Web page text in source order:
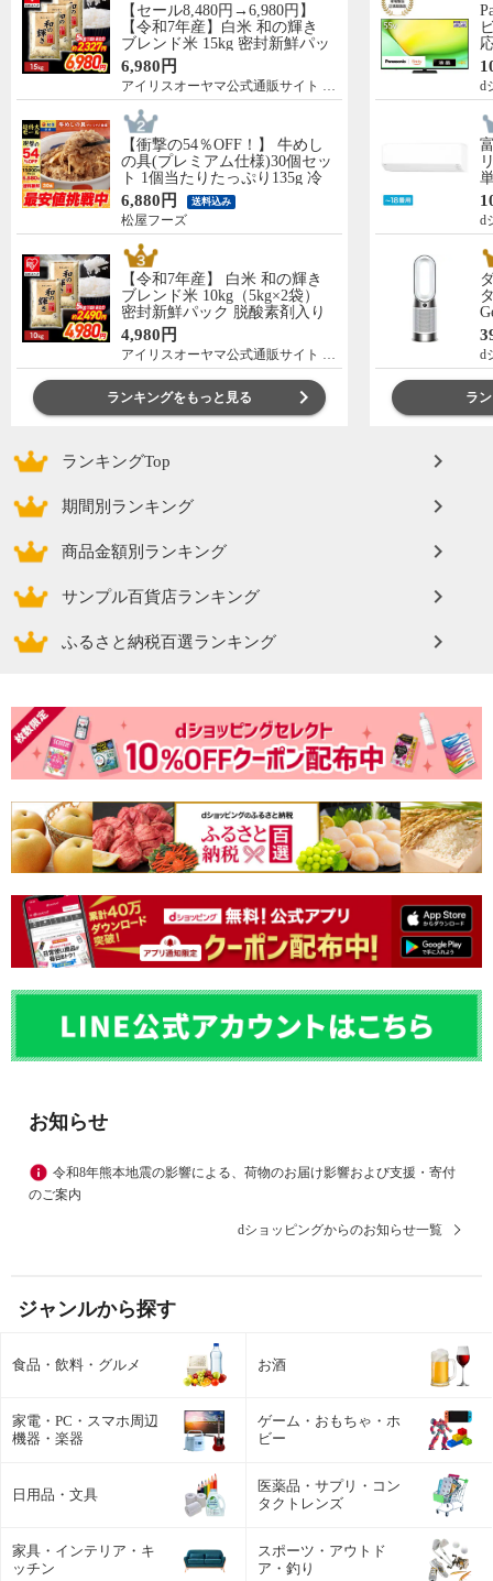
【セール8,480円→6,980円】
【令和7年産】白米 和の輝き
ブレンド米 15kg 密封新鮮パッ
ク 脱酸素剤入り 米 お米 低温
製法米 アイリスオーヤマ [食
品]
6,980円
アイリスオーヤマ公式通販サイト アイリスプラザ
【衝撃の54％OFF！】 牛めし
の具(プレミアム仕様)30個セッ
ト 1個当たりたっぷり135g 冷
凍食品 松屋牛丼 当店のイチオ
シ 非常食
6,880円 送料込み
松屋フーズ
【令和7年産】 白米 和の輝き
ブレンド米 10kg（5kg×2袋）
密封新鮮パック 脱酸素剤入り
米 お米 低温製法米 アイリスオ
ーヤマ [食品]
4,980円
アイリスオーヤマ公式通販サイト アイリスプラザ
ランキングをもっと見る
d
d
d
ラ
ランキングTop
期間別ランキング
商品金額別ランキング
サンプル百貨店ランキング
ふるさと納税百選ランキング
お知らせ
令和8年熊本地震の影響による、荷物のお届け影響および支援・寄付
のご案内
dショッピングからのお知らせ一覧
ジャンルから探す
食品・飲料・グルメ お酒
家電・PC・スマホ周辺
機器・楽器
ゲーム・おもちゃ・ホ
ビー
日用品・文具
医薬品・サプリ・コン
タクトレンズ
家具・インテリア・キ
ッチン
スポーツ・アウトド
ア・釣り